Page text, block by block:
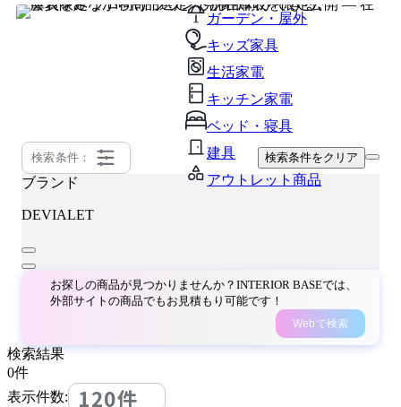
ガーデン・屋外
キッズ家具
生活家電
キッチン家電
ベッド・寝具
建具
アウトレット商品
検索条件： 検索条件をクリア
ブランド
DEVIALET
お探しの商品が見つかりませんか？INTERIOR BASEでは、
外部サイトの商品でもお見積もり可能です！
Webで検索
検索結果
0件
表示件数:
120件